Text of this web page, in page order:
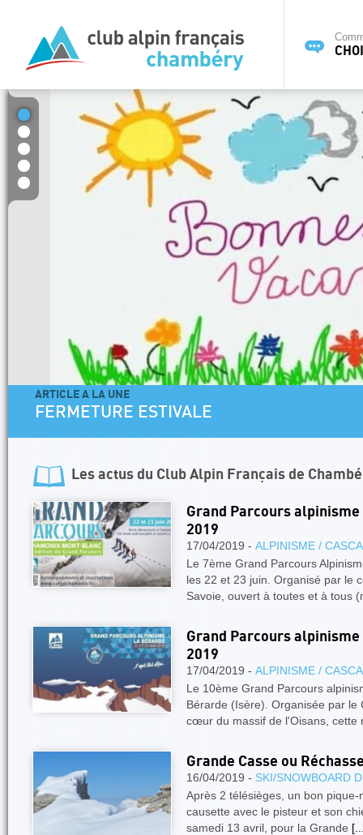
ARTICLE A LA UNE
4 jours dans les Aiguilles Rouges -
Les actus du Club Alpin Français de
Grand Parcours
2019
17/04/2019 - ALPINISME /
Le 7ème Grand Parcours
les 22 et 23 juin. Organisé par le
Savoie, ouvert à toutes et à tous
Grand Parcours
2019
17/04/2019 - ALPINISME /
Le 10ème Grand Parcours
Bérarde (Isère). Organisée par le
cœur du massif de l'Oisans, cette
Grande Casse ou
16/04/2019 - SKI/SNOWBOARD
Après 2 télésièges, un bon
causette avec le pisteur et son
samedi 13 avril, pour la Grande